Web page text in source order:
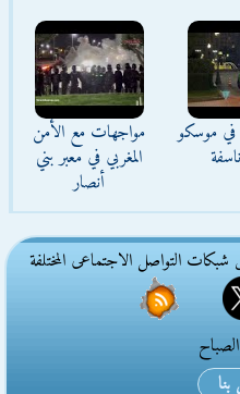
في موسكو
مواجهات مع الأمن
المغربي في معبر بني
أنصار
التواصل الاجتماعى المختلفة